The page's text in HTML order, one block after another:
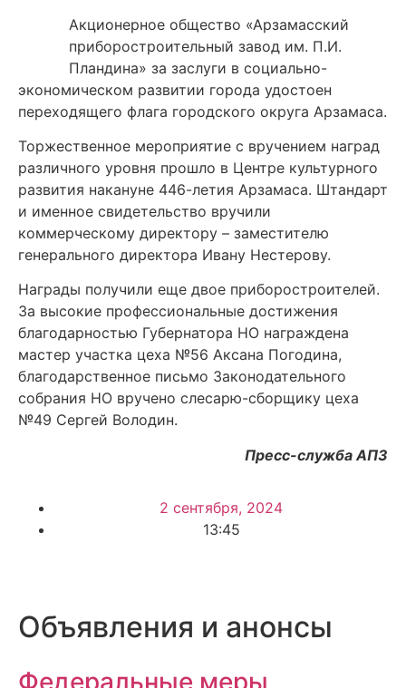
Акционерное общество «Арзамасский
приборостроительный завод им. П.И.
Пландина» за заслуги в социально-
экономическом развитии города удостоен
переходящего флага городского округа Арзамаса.
Торжественное мероприятие с вручением наград
различного уровня прошло в Центре культурного
развития накануне 446-летия Арзамаса. Штандарт
и именное свидетельство вручили
коммерческому директору – заместителю
генерального директора Ивану Нестерову.
Награды получили еще двое приборостроителей.
За высокие профессиональные достижения
благодарностью Губернатора НО награждена
мастер участка цеха №56 Аксана Погодина,
благодарственное пиcьмо Законодательного
собрания НО вручено слесарю-сборщику цеха
№49 Сергей Володин.
Пресс-служба АПЗ
2 сентября, 2024
13:45
Объявления и анонсы